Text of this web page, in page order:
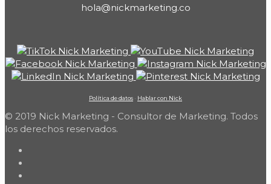
hola@nickmarketing.co
Política de datos - Hablar con Nick
© 2019 Nick Marketing - Consultor de Marketing. Todos
los derechos reservados.